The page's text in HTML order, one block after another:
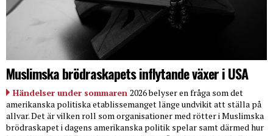
Muslimska brödraskapets inflytande växer i USA
Händelser under sommaren 2026 belyser en fråga som det
amerikanska politiska etablissemanget länge undvikit att ställa på
allvar. Det är vilken roll som organisationer med rötter i Muslimska
brödraskapet i dagens amerikanska politik spelar samt därmed hur